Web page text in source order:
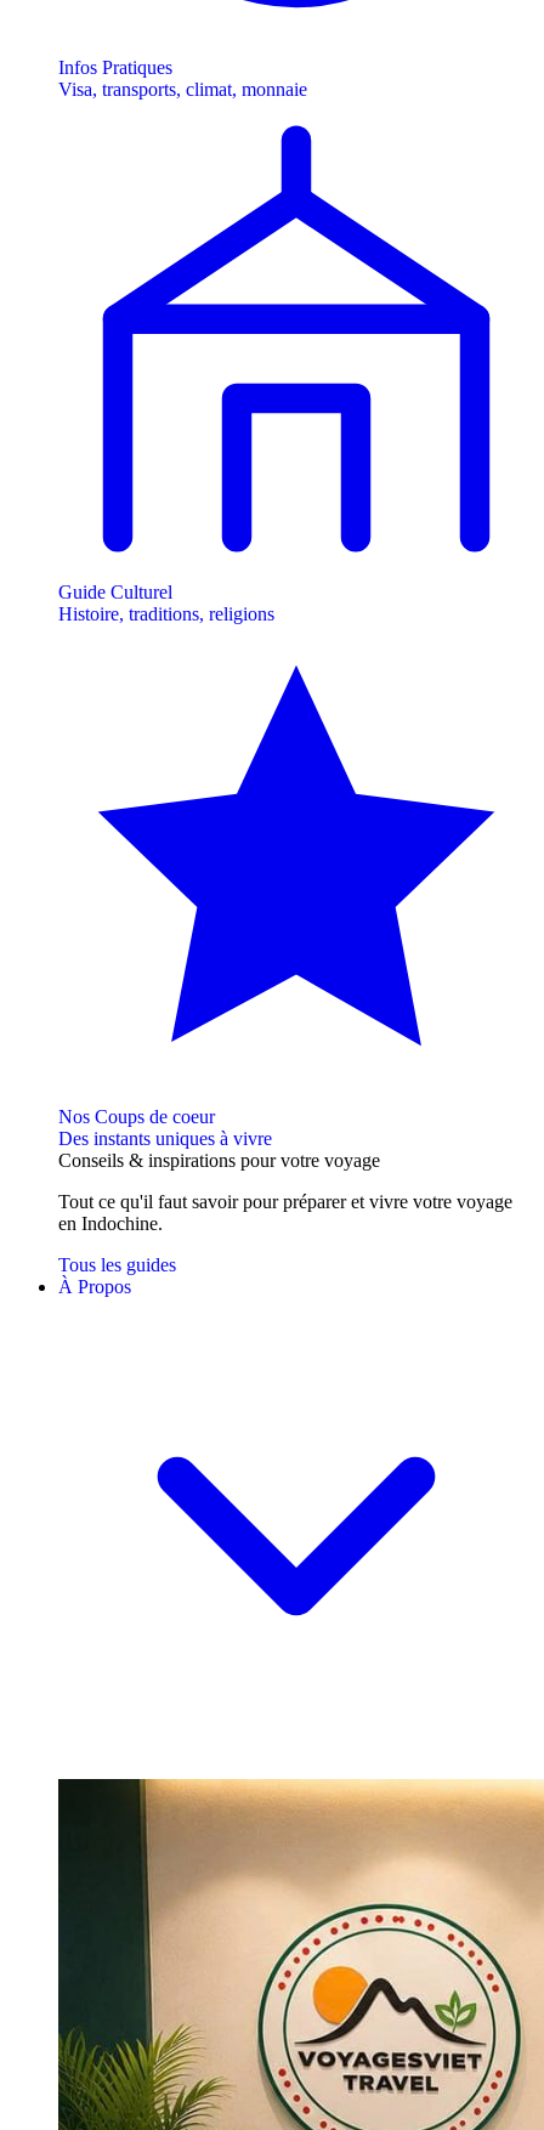
Infos Pratiques
Visa, transports, climat, monnaie
Guide Culturel
Histoire, traditions, religions
Nos Coups de coeur
Des instants uniques à vivre
Conseils & inspirations pour votre voyage
Tout ce qu'il faut savoir pour préparer et vivre votre voyage
en Indochine.
Tous les guides
À Propos